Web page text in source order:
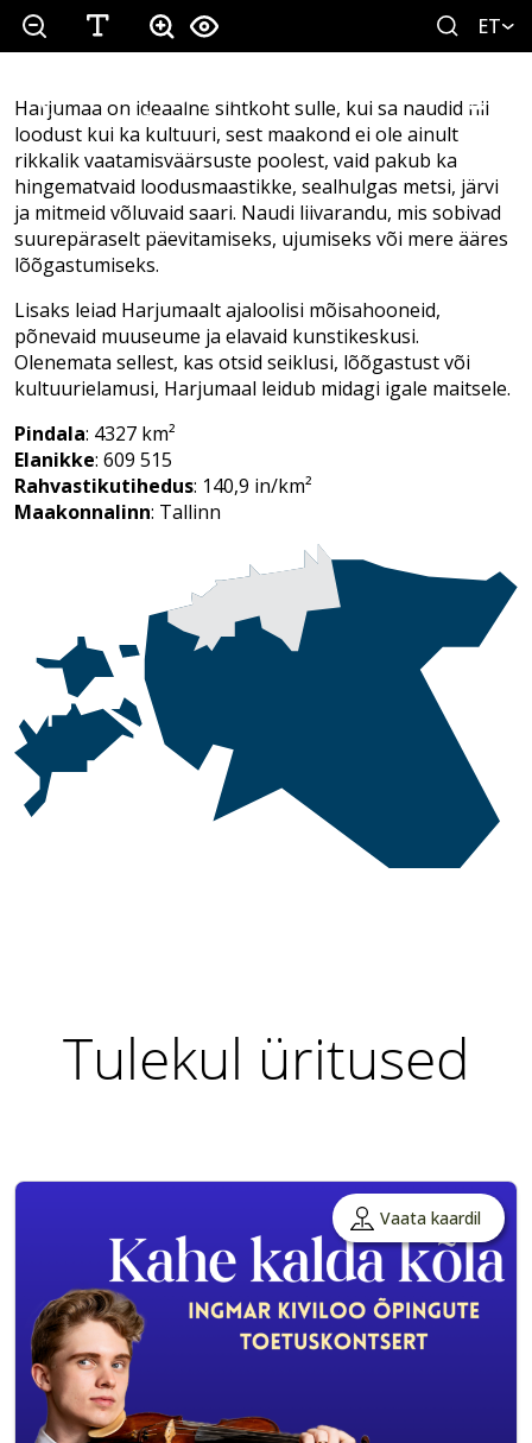
ET
Harjumaa on ideaalne sihtkoht sulle, kui sa naudid nii
loodust kui ka kultuuri, sest maakond ei ole ainult
rikkalik vaatamisväärsuste poolest, vaid pakub ka
hingematvaid loodusmaastikke, sealhulgas metsi, järvi
ja mitmeid võluvaid saari. Naudi liivarandu, mis sobivad
suurepäraselt päevitamiseks, ujumiseks või mere ääres
lõõgastumiseks.
Lisaks leiad Harjumaalt ajaloolisi mõisahooneid,
põnevaid muuseume ja elavaid kunstikeskusi.
Olenemata sellest, kas otsid seiklusi, lõõgastust või
kultuurielamusi, Harjumaal leidub midagi igale maitsele.
Pindala: 4327 km²
Elanikke: 609 515
Rahvastikutihedus: 140,9 in/km²
Maakonnalinn: Tallinn
Tulekul üritused
Vaata kaardil